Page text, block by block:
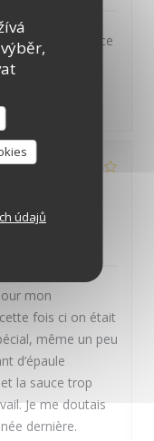
údajů
et un service
une excellente
ce
2/5 Kvalita / Cena
mon
fois ci on était
même un peu
d’épaule
la sauce trop
Je me doutais
dernière.